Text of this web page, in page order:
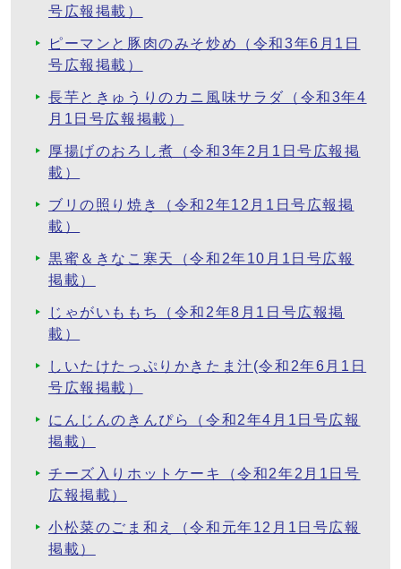
号広報掲載）
ピーマンと豚肉のみそ炒め（令和3年6月1日
号広報掲載）
長芋ときゅうりのカニ風味サラダ（令和3年4
月1日号広報掲載）
厚揚げのおろし煮（令和3年2月1日号広報掲
載）
ブリの照り焼き（令和2年12月1日号広報掲
載）
黒蜜＆きなこ寒天（令和2年10月1日号広報
掲載）
じゃがいももち（令和2年8月1日号広報掲
載）
しいたけたっぷりかきたま汁(令和2年6月1日
号広報掲載）
にんじんのきんぴら（令和2年4月1日号広報
掲載）
チーズ入りホットケーキ（令和2年2月1日号
広報掲載）
小松菜のごま和え（令和元年12月1日号広報
掲載）